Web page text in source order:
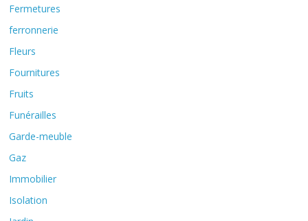
Fermetures
ferronnerie
Fleurs
Fournitures
Fruits
Funérailles
Garde-meuble
Gaz
Immobilier
Isolation